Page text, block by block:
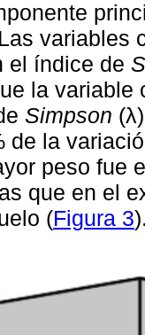
variables
el índice de
la
Simpson
de la
peso fue
que en el
(Figura 3